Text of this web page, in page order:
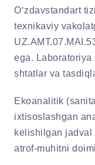
O‘zdavstandart
texnikaviy
ega. Laboratoriya
shtatlar va
Ekoanalitik
ixtisoslashgan
kelishilgan
atrof-muhitni